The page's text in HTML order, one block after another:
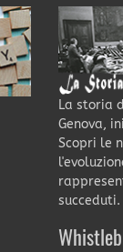
La storia
Genova,
Scopri le
succeduti.